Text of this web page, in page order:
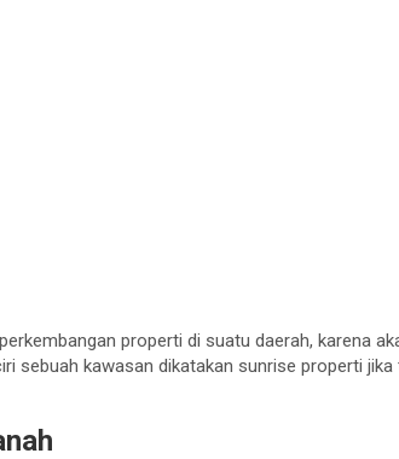
properti di suatu daerah, karena
sebuah kawasan dikatakan sunrise properti